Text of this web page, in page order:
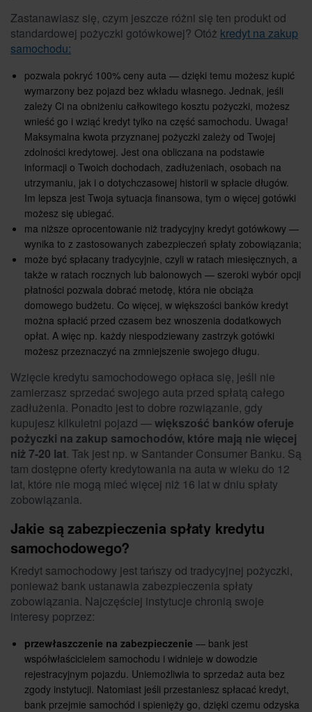
Zastanawiasz się, czym jeszcze różni się ten produkt od
standardowej pożyczki gotówkowej? Otóż kredyt na zakup
samochodu:
pozwala pokryć 100% ceny auta — dzięki temu możesz kupić
wymarzony bez pojazd bez wkładu własnego. Jednak, jeśli
zależy Ci na obniżeniu całkowitego kosztu pożyczki, możesz
wnieść go i wziąć kredyt tylko na część samochodu. Uwaga!
Maksymalna kwota przyznanej pożyczki zależy od Twojej
zdolności kredytowej. Jest ona obliczana na podstawie
informacji o Twoich dochodach, zadłużeniach, osobach na
utrzymaniu, jak i o dotychczasowej historii w spłacie długów.
Im lepsza jest Twoja sytuacja finansowa, tym o więcej gotówki
możesz się ubiegać.
ma niższe oprocentowanie niż tradycyjny kredyt gotówkowy —
wynika to z zastosowanych zabezpieczeń spłaty zobowiązania;
może być spłacany tradycyjnie, czyli w ratach miesięcznych, a
także w ratach rocznych lub balonowych — szeroki wybór opcji
płatności pozwala dobrać metodę, która nie obciąża
domowego budżetu. Co więcej, w większości banków kredyt
można spłacić przed czasem bez wnoszenia dodatkowych
opłat. A więc np. każdy niespodziewany zastrzyk gotówki
możesz przeznaczyć na zmniejszenie swojego długu.
Wzięcie kredytu samochodowego opłaca się, jeśli nie
zamierzasz sprzedać swojego auta przed spłatą całego
zadłużenia. Ponadto jest to dobre rozwiązanie, gdy
kupujesz kilkuletni pojazd —większość banków oferuje
pożyczki na zakup samochodów, które mają nie więcej
niż 7-20 lat. Tak jest np. w Santander Consumer Banku. Są
tam dostępne oferty kredytowania na auta w wieku do 12
lat, które nie mogą mieć więcej niż 16 lat w dniu spłaty
zobowiązania.
Jakie są zabezpieczenia spłaty kredytu
samochodowego?
Kredyt samochodowy jest tańszy od tradycyjnej pożyczki,
ponieważ bank ustanawia zabezpieczenia spłaty
zobowiązania. Najczęściej instytucje chronią swoje
interesy poprzez:
przewłaszczenie na zabezpieczenie — bank jest
współwłaścicielem samochodu i widnieje w dowodzie
rejestracyjnym pojazdu. Uniemożliwia to sprzedaż auta bez
zgody instytucji. Natomiast jeśli przestaniesz spłacać kredyt,
bank przejmie samochód i spienięży go, dzięki czemu odzyska